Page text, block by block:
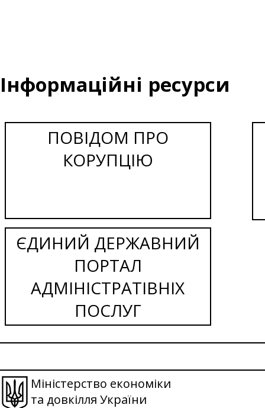
Інформаційні ресурси
ПОВІДОМ ПРО
КОРУПЦІЮ
ЄДИНИЙ ДЕРЖАВНИЙ
ПОРТАЛ
АДМІНІСТРАТІВНІХ
ПОСЛУГ
Міністерство економіки
та довкілля України